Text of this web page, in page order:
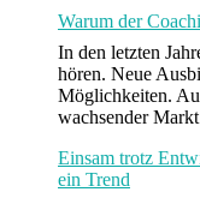
Warum der
In den letzten
hören. Neue
Möglichkeiten.
wachsender
Einsam trotz
ein Trend